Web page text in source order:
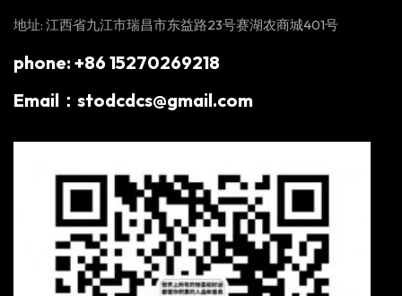
地址: 江西省九江市瑞昌市东益路23号赛湖农商城401号
phone: +86 15270269218
Email：stodcdcs@gmail.com